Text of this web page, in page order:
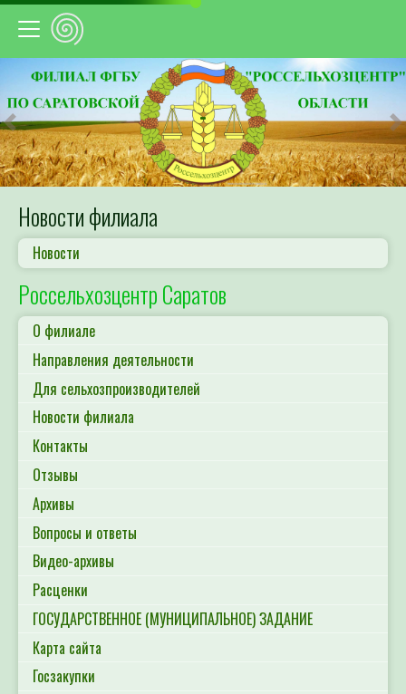
Предыдущий
Новости филиала
Новости
Россельхозцентр Саратов
О филиале
Направления деятельности
Для сельхозпроизводителей
Новости филиала
Контакты
Отзывы
Архивы
Вопросы и ответы
Видео-архивы
Расценки
ГОСУДАРСТВЕННОЕ (МУНИЦИПАЛЬНОЕ) ЗАДАНИЕ
Карта сайта
Госзакупки